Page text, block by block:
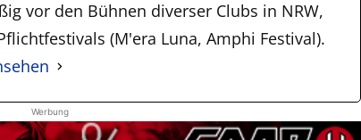
vor den Bühnen diverser Clubs in NRW,
(M'era Luna, Amphi Festival).
Werbung